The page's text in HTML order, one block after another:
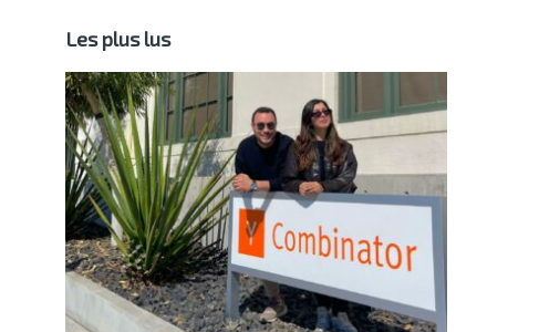
Les plus lus